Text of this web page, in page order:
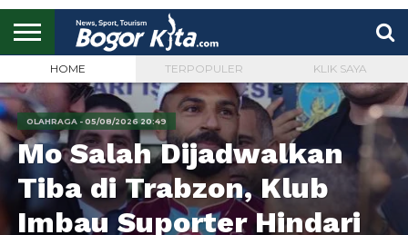
HOME
UTAMA
HOME TERPOPULER KLIK SAYA
OLAHRAGA - 05/08/2026 20:49
Mo Salah Dijadwalkan
Tiba di Trabzon, Klub
Imbau Suporter Hindari